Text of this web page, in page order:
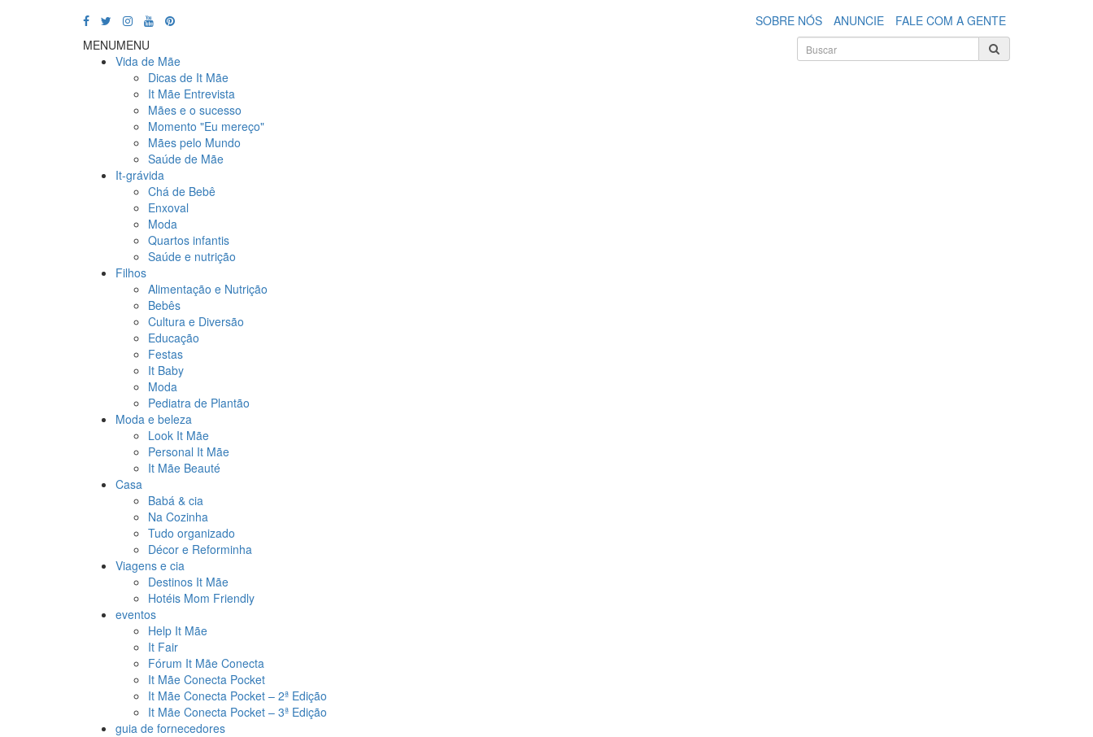
SOBRE NÓS ANUNCIE
FALE COM A GENTE
MENUMENU
Vida de Mãe
Dicas de It Mãe
It Mãe Entrevista
Mães e o sucesso
Momento "Eu mereço"
Mães pelo Mundo
Saúde de Mãe
It-grávida
Chá de Bebê
Enxoval
Moda
Quartos infantis
Saúde e nutrição
Filhos
Alimentação e Nutrição
Bebês
Cultura e Diversão
Educação
Festas
It Baby
Moda
Pediatra de Plantão
Moda e beleza
Look It Mãe
Personal It Mãe
It Mãe Beauté
Casa
Babá & cia
Na Cozinha
Tudo organizado
Décor e Reforminha
Viagens e cia
Destinos It Mãe
Hotéis Mom Friendly
eventos
Help It Mãe
It Fair
Fórum It Mãe Conecta
It Mãe Conecta Pocket
It Mãe Conecta Pocket – 2ª Edição
It Mãe Conecta Pocket – 3ª Edição
guia de fornecedores